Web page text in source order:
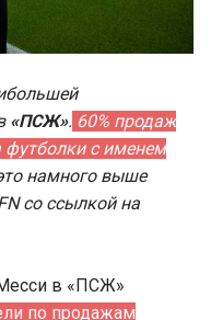
«ПСЖ». 60% продаж
футболки с именем
намного выше
со ссылкой на
в «ПСЖ»
по продажам